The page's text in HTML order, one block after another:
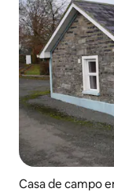
Casa de campo